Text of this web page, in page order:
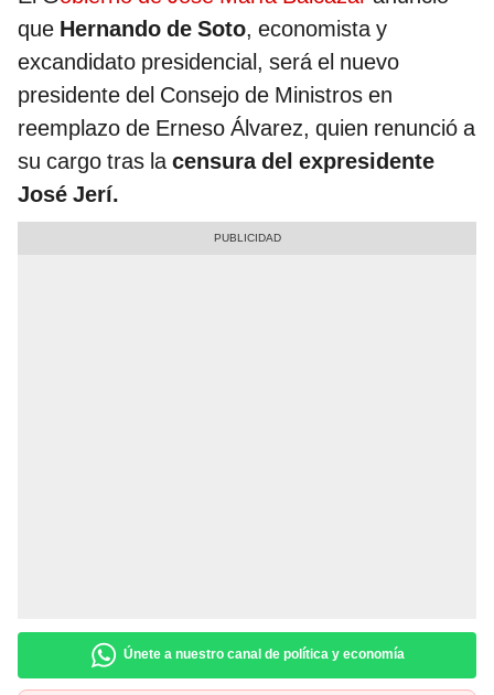
que Hernando de Soto, economista y
excandidato presidencial, será el nuevo
presidente del Consejo de Ministros en
reemplazo de Erneso Álvarez, quien renunció a
su cargo tras lacensura del expresidente
José Jerí.
Únete a nuestro canal de política y economía